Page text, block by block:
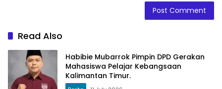
Read Also
Habibie Mubarrok Pimpin DPD Gerakan
Mahasiswa Pelajar Kebangsaan
Kalimantan Timur.